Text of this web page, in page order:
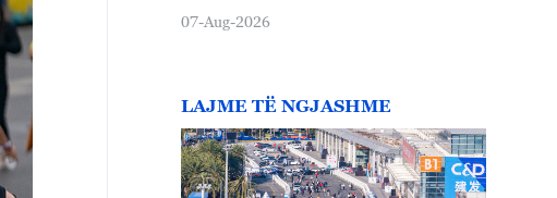
07-Aug-2026
LAJME TË NGJASHME